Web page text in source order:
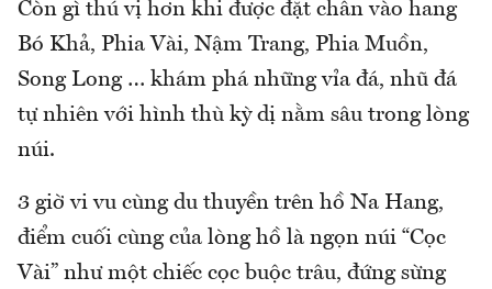
Còn gì thú vị hơn khi được đặt chân vào hang
Bó Khả, Phia Vài, Nậm Trang, Phia Muồn,
Song Long … khám phá những vỉa đá, nhũ đá
tự nhiên với hình thù kỳ dị nằm sâu trong lòng
núi.
3 giờ vi vu cùng du thuyền trên hồ Na Hang,
điểm cuối cùng của lòng hồ là ngọn núi “Cọc
Vài” như một chiếc cọc buộc trâu, đứng sừng